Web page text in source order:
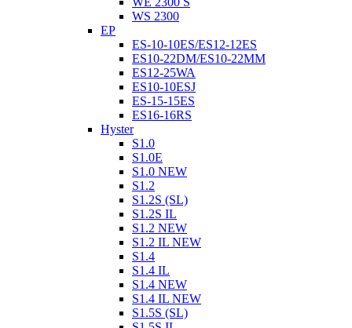
WS 2300
EP
ES-10-10ES/ES12-12ES
ES10-22DM/ES10-22MM
ES12-25WA
ES10-10ESJ
ES-15-15ES
ES16-16RS
Hyster
S1.0
S1.0E
S1.0 NEW
S1.2
S1.2S (SL)
S1.2S IL
S1.2 NEW
S1.2 IL NEW
S1.4
S1.4 IL
S1.4 NEW
S1.4 IL NEW
S1.5S (SL)